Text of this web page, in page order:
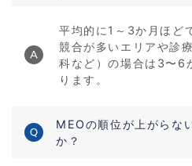
平均的に1～3か月ほど
競合が多いエリアや診
科など）の場合は3〜6
ります。
MEOの順位が上がらな
か？